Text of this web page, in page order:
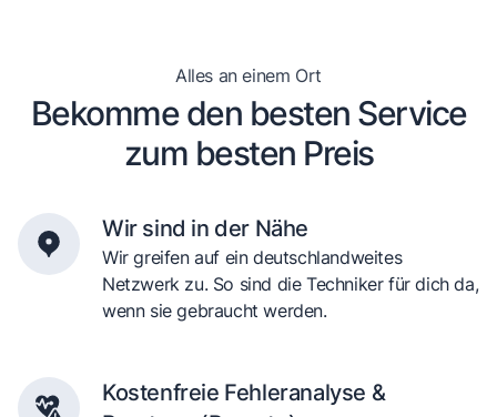
Alles an einem Ort
Bekomme den besten Service
zum besten Preis
Wir sind in der Nähe
Wir greifen auf ein deutschlandweites
Netzwerk zu. So sind die Techniker für dich da,
wenn sie gebraucht werden.
Kostenfreie Fehleranalyse &